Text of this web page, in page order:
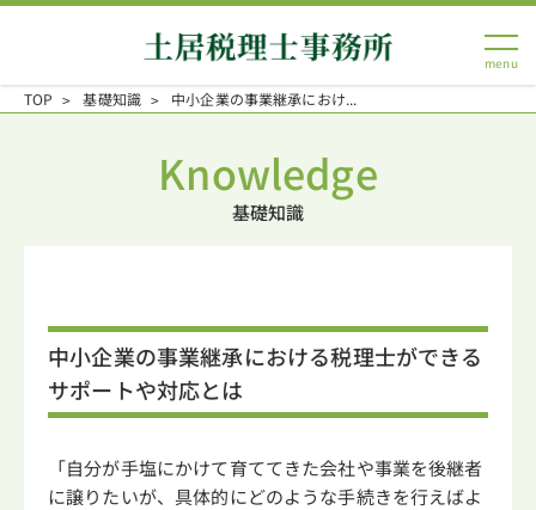
TOP 基礎知識 中小企業の事業継承におけ...
Knowledge
基礎知識
中小企業の事業継承における税理士ができる
サポートや対応とは
「自分が手塩にかけて育ててきた会社や事業を後継者
に譲りたいが、具体的にどのような手続きを行えばよ